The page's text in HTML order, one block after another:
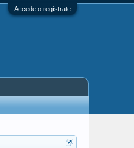
Accede o regístrate